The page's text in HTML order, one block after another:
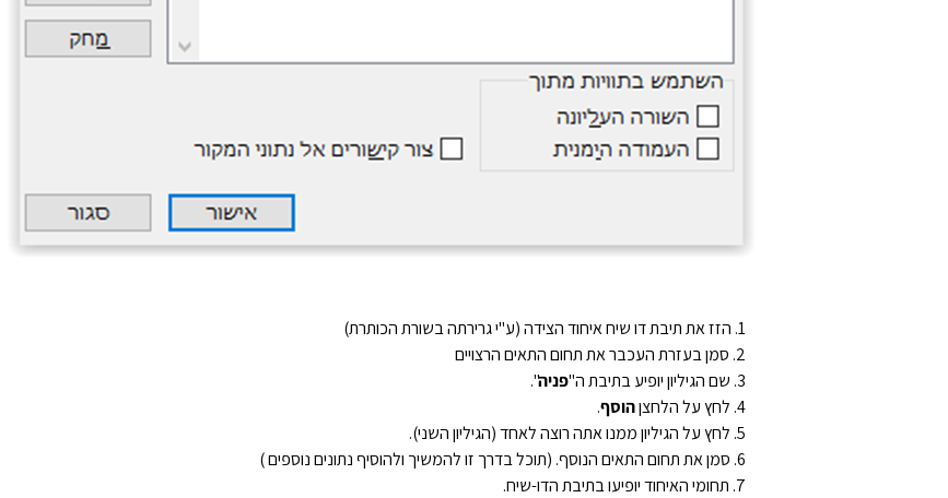
הזז את תיבת דו שיח איחוד הצידה (ע"י גרירתה בשורת הכותרת)
סמן בעזרת העכבר את תחום התאים הרצויים
שם הגיליון יופיע בתיבת ה"פניה".
לחץ על הלחצןהוסף.
לחץ על הגיליון ממנו אתה רוצה לאחד (הגיליון השני).
סמן את תחום התאים הנוסף. (תוכל בדרך זו להמשיך ולהוסיף נתונים נוספים )
תחומי האיחוד יופיעו בתיבת הדו-שיח.